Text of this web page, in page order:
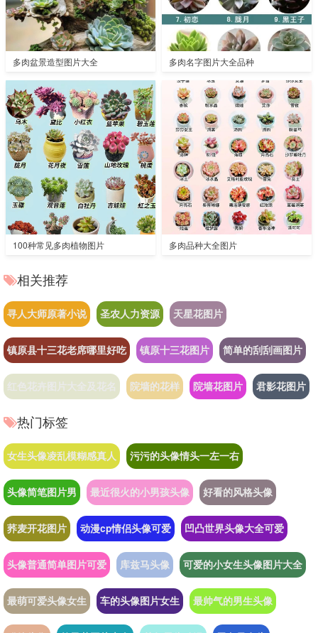
多肉盆景造型图片大全 多肉名字图片大全品种
100种常见多肉植物图片 多肉品种大全图片
相关推荐
寻人大师原著小说 圣农人力资源 天星花图片
镇原县十三花老席哪里好吃 镇原十三花图片 简单的刮刮画图片
红色花卉图片大全及花名 院墙的花样 院墙花图片 君影花图片
热门标签
女生头像凌乱模糊感真人 污污的头像情头一左一右
头像简笔图片男 最近很火的小男孩头像 好看的风格头像
荞麦开花图片 动漫cp情侣头像可爱 凹凸世界头像大全可爱
头像普通简单图片可爱 库兹马头像 可爱的小女生头像图片大全
最萌可爱头像女生 车的头像图片女生 最帅气的男生头像